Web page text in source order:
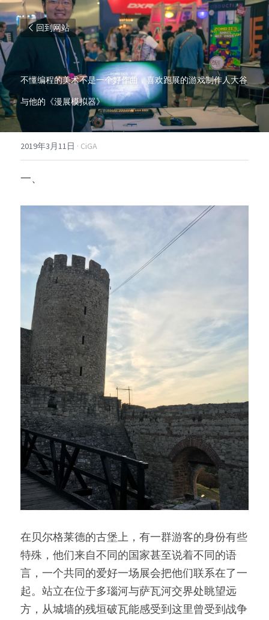
回到网站
不懂编程的美术不是一个好作曲，喜欢跑展的游戏制作人大谷
与他的《漫展模拟器》
2019年3月11日 · CiGA
一、
在贝尔格莱德的古堡上，有一群游客的身份有些
特殊，他们来自不同的国家甚至说着不同的语
言，一个共同的爱好一场展会把他们联系在了一
起。站立在位于多瑙河与萨瓦河交界处眺望远
方，从城墙的残垣破瓦能感受到这里曾受到战争